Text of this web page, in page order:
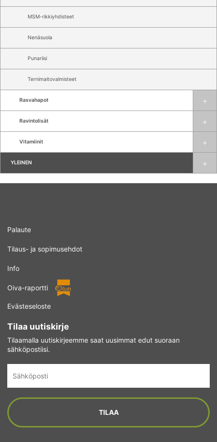
MSM-rikkiyhdisteet
Nenäsuola
Punariisi
Ternimaitovalmisteet
Rasvahapot
Ravintolisät
Vitamiinit
YLEINEN
Palaute
Tilaus- ja sopimusehdot
Info
Oiva-raportti
Evästeseloste
Tilaa uutiskirje
Tilaamalla uutiskirjeemme saat uusimmat edut suoraan
sähköpostiisi.